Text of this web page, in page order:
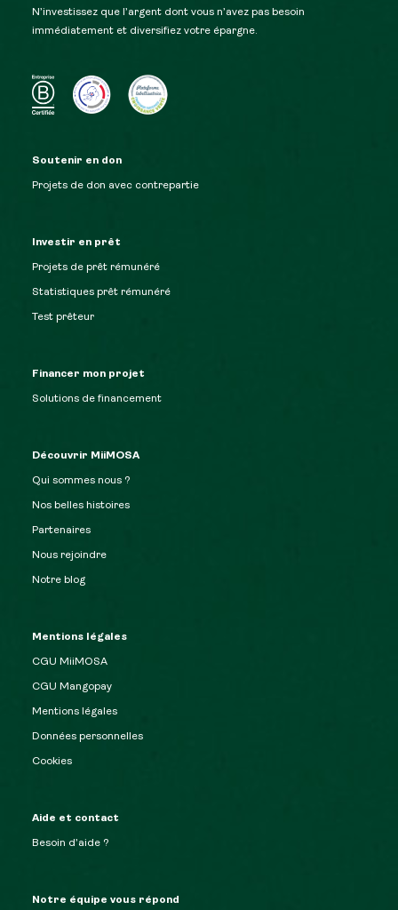
N’investissez que l’argent dont vous n’avez pas besoin
immédiatement et diversifiez votre épargne.
Soutenir en don
Projets de don avec contrepartie
Investir en prêt
Projets de prêt rémunéré
Statistiques prêt rémunéré
Test prêteur
Financer mon projet
Solutions de financement
Découvrir MiiMOSA
Qui sommes nous ?
Nos belles histoires
Partenaires
Nous rejoindre
Notre blog
Mentions légales
CGU MiiMOSA
CGU Mangopay
Mentions légales
Données personnelles
Cookies
Aide et contact
Besoin d’aide ?
Notre équipe vous répond